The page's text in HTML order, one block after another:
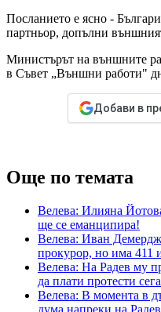
Посланието е ясно -
партньор, допълни
Министърът на външните
в Съвет „Външни работи"
Добави в
Още по темата
Велева: Илияна
ще се еманципира!
Велева: Иван
прокурор, но има 411
Велева: На Радев му
да плати протести
Велева: В момента в